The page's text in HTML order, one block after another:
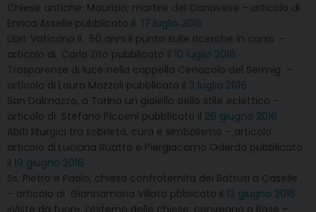
Chiese antiche: Maurizio, martire del Canavese – articolo di
Enrica Asselle pubblicato il 17 luglio 2016
Libri: Vaticano II, 50 anni il punto sulle ricerche in corso –
articolo di Carla Zito pubblicato il 10 luglio 2016
Trasparenze di luce nella cappella Cenacolo del Sermig –
articolo di Laura Mazzoli pubblicato il 3 luglio 2016
San Dalmazzo, a Torino un gioiello dello stile eclettico –
articolo di Stefano Picceni pubblicato il 26 giugno 2016
Abiti liturgici tra sobrietà, cura e simbolismo – articolo
articolo di Luciana Ruatta e Piergiacomo Oderda pubblicato
il 19 giugno 2016
Ss. Pietro e Paolo, chiesa confraternita dei Battuti a Caselle
– articolo di Giannamaria Villata pbblicato il 12 giugno 2016